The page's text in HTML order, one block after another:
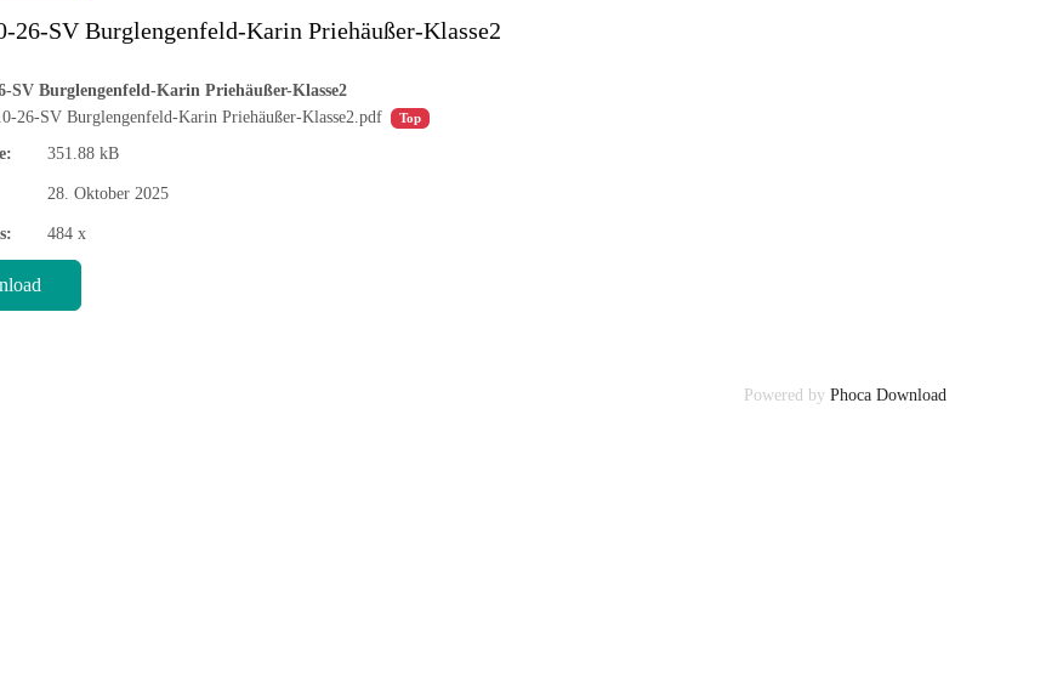
26-SV Burglengenfeld-Karin Priehäußer-Klasse2
SV Burglengenfeld-Karin Priehäußer-Klasse2
26-SV Burglengenfeld-Karin Priehäußer-Klasse2.pdf
Top
351.88 kB
28. Oktober 2025
484 x
Powered by Phoca Download